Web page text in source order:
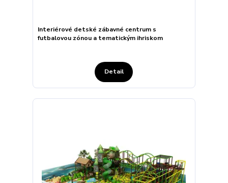
Interiérové detské zábavné centrum s
futbalovou zónou a tematickým ihriskom
Detail